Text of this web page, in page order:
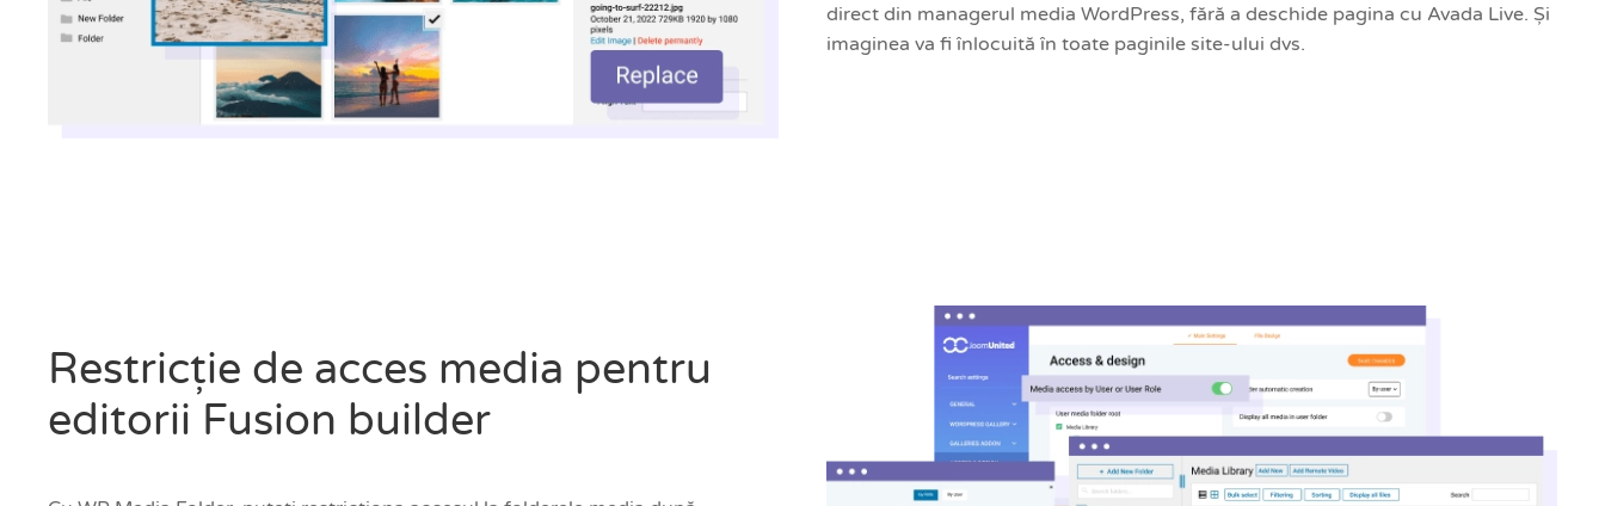
direct din managerul media WordPress, fără a deschide pagina cu Avada Live. Și
imaginea va fi înlocuită în toate paginile site-ului dvs.
Restricție de acces media pentru
editorii Fusion builder